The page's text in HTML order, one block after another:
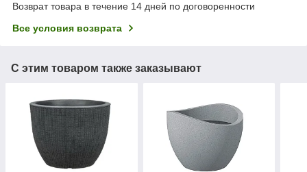
Возврат товара в течение 14 дней по договоренности
Все условия возврата
С этим товаром также заказывают